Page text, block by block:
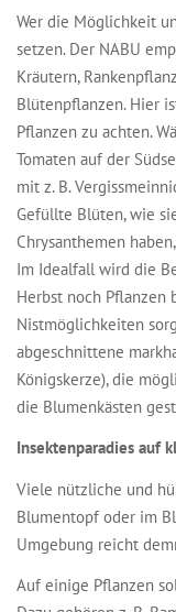
Wer die Möglichkeit
setzen. Der NABU
Kräutern,
Blütenpflanzen. Hier
Pflanzen zu achten.
Tomaten auf der
mit z. B.
Gefüllte Blüten, wie
Chrysanthemen
Im Idealfall wird die
Herbst noch Pflanzen
Nistmöglichkeiten
abgeschnittene
Königskerze), die
die Blumenkästen
Insektenparadies auf
Viele nützliche und
Blumentopf oder im
Umgebung reicht
Auf einige Pflanzen